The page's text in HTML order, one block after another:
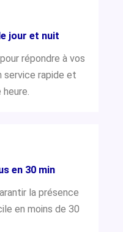
jour et nuit
répondre à vos
service rapide et
en 30 min
la présence
en moins de 30